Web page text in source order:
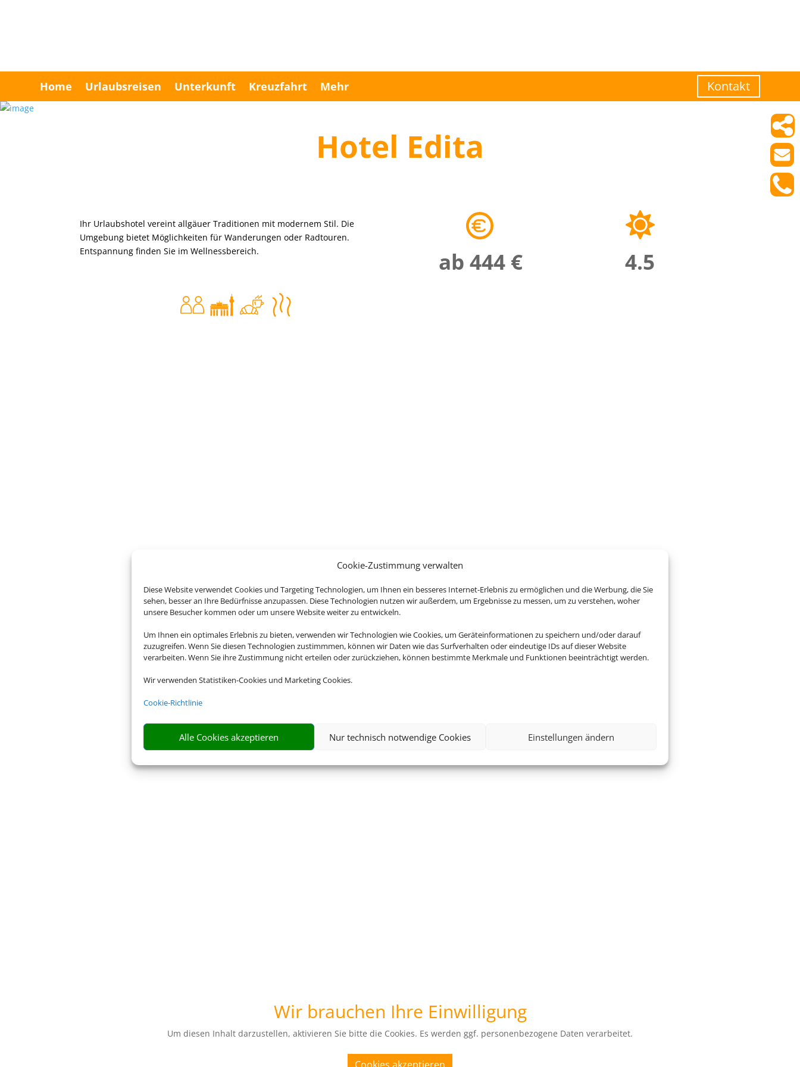
Cookie-Zustimmung verwalten
Diese Website verwendet Cookies und Targeting Technologien, um Ihnen ein besseres Internet-Erlebnis zu ermöglichen und die Werbung, die Sie
sehen, besser an Ihre Bedürfnisse anzupassen. Diese Technologien nutzen wir außerdem, um Ergebnisse zu messen, um zu verstehen, woher
unsere Besucher kommen oder um unsere Website weiter zu entwickeln.
Um Ihnen ein optimales Erlebnis zu bieten, verwenden wir Technologien wie Cookies, um Geräteinformationen zu speichern und/oder darauf
zuzugreifen. Wenn Sie diesen Technologien zustimmmen, können wir Daten wie das Surfverhalten oder eindeutige IDs auf dieser Website
verarbeiten. Wenn Sie ihre Zustimmung nicht erteilen oder zurückziehen, können bestimmte Merkmale und Funktionen beeinträchtigt werden.
Wir verwenden Statistiken-Cookies und Marketing Cookies.
Cookie-Richtlinie
Alle Cookies akzeptieren Nur technisch notwendige Cookies Einstellungen ändern
Home Urlaubsreisen Unterkunft Kreuzfahrt Mehr Kontakt
Hotel Edita
Ihr Urlaubshotel vereint allgäuer Traditionen mit modernem Stil. Die
Umgebung bietet Möglichkeiten für Wanderungen oder Radtouren.
Entspannung finden Sie im Wellnessbereich.
ab 444 € 4.5
Wir brauchen Ihre Einwilligung
Um diesen Inhalt darzustellen, aktivieren Sie bitte die Cookies. Es werden ggf. personenbezogene Daten verarbeitet.